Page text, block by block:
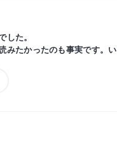
した。
みたかったのも事実です。